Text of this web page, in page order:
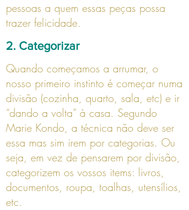
pessoas a quem essas peças possa
trazer felicidade.
2. Categorizar
Quando começamos a arrumar, o
nosso primeiro instinto é começar numa
divisão (cozinha, quarto, sala, etc) e ir
“dando a volta” à casa. Segundo
Marie Kondo, a técnica não deve ser
essa mas sim irem por categorias. Ou
seja, em vez de pensarem por divisão,
categorizem os vossos items: livros,
documentos, roupa, toalhas, utensílios,
etc.